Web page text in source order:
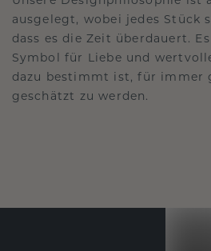
ausgelegt, wobei jedes Stück
dass es die Zeit überdauert.
Symbol für Liebe und
dazu bestimmt ist, für immer
geschätzt zu werden.